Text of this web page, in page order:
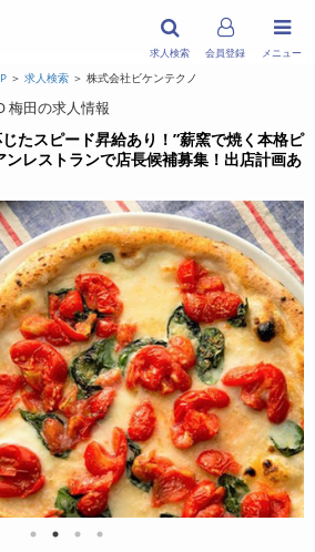
メニュー
求人検索 会員登録
＞ 求人検索 ＞ 株式会社ビケンテクノ
梅田の求人情報
たスピード昇給あり！”薪窯で焼く本格ピ
ンレストランで店長候補募集！出店計画あ